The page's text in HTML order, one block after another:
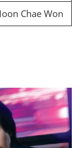
Chae Won